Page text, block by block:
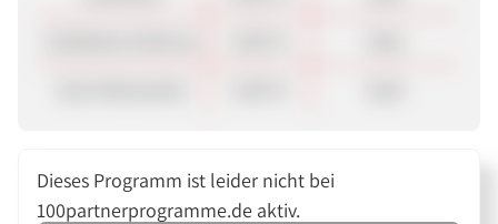
Dieses Programm ist leider nicht bei
100partnerprogramme.de aktiv.